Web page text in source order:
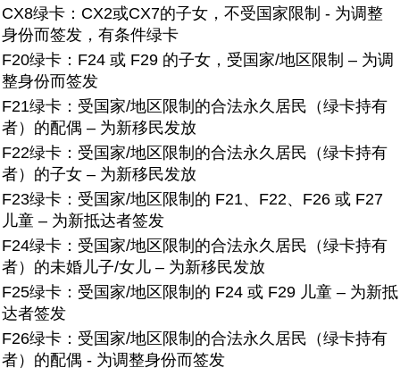
CX8绿卡：CX2或CX7的子女，不受国家限制 - 为调整
身份而签发，有条件绿卡
F20绿卡： F24 或 F29 的子女，受国家/地区限制 – 为调
整身份而签发
F21绿卡：受国家/地区限制的合法永久居民（绿卡持有
者）的配偶 – 为新移民发放
F22绿卡： 受国家/地区限制的合法永久居民（绿卡持有
者）的子女 – 为新移民发放
F23绿卡： 受国家/地区限制的 F21、F22、F26 或 F27
儿童 – 为新抵达者签发
F24绿卡： 受国家/地区限制的合法永久居民（绿卡持有
者）的未婚儿子/女儿 – 为新移民发放
F25绿卡： 受国家/地区限制的 F24 或 F29 儿童 – 为新抵
达者签发
F26绿卡： 受国家/地区限制的合法永久居民（绿卡持有
者）的配偶 - 为调整身份而签发